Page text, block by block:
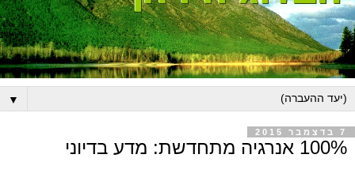
▼
7 בדצמבר 2015
100% אנרגיה מתחדשת: מדע בדיוני